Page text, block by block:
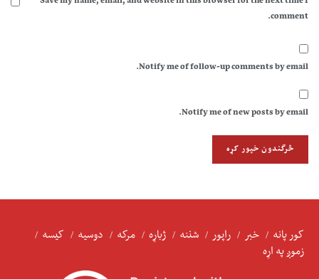
comment.
Notify me of follow-up comments by email.
Notify me of new posts by email.
کور پانه خبر راپور شننه ژباړه مرکه دوسیه
کیسه
زموږ په اړه